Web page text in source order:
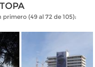
(49 al 72 de 105):